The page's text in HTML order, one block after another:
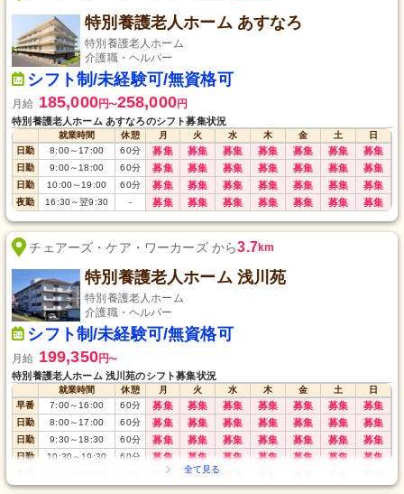
特別養護老人ホーム あすなろ
特別養護老人ホーム
介護職・ヘルパー
シフト制/未経験可/無資格可
月給 185,000円〜258,000円
特別養護老人ホーム あすなろのシフト募集状況
就業時間 休憩 月 火 水 木 金 土
日
日勤
8:00～17:00 60分 募集 募集 募集 募集 募集 募集 募集
日勤 9:00～18:00 60分 募集 募集 募集 募集 募集 募集 募集
日勤 10:00～19:00 60分 募集 募集 募集 募集 募集 募集 募集
夜勤 16:30～翌9:30 - 募集 募集 募集 募集 募集 募集 募集
チェアーズ・ケア・ワーカーズ から3.7km
特別養護老人ホーム 浅川苑
特別養護老人ホーム
介護職・ヘルパー
シフト制/未経験可/無資格可
月給 199,350円〜
特別養護老人ホーム 浅川苑のシフト募集状況
就業時間 休憩 月 火 水 木 金 土
日
早番
7:00～ 16:00 60分 募集 募集 募集 募集 募集 募集 募集
日勤 8:00～ 17:00 60分 募集 募集 募集 募集 募集 募集 募集
日勤 9:30～ 18:30 60分 募集 募集 募集 募集 募集 募集 募集
日勤 10:30 ～ 19:30 60分 募集 募集 募集 募集 募集 募集 募集
募集 募集